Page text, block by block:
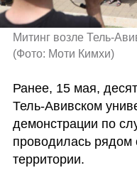
(Фото: Моти Кимхи)
Ранее, 15 мая,
Тель-Авивском
демонстрации по
проводилась рядом
территории.